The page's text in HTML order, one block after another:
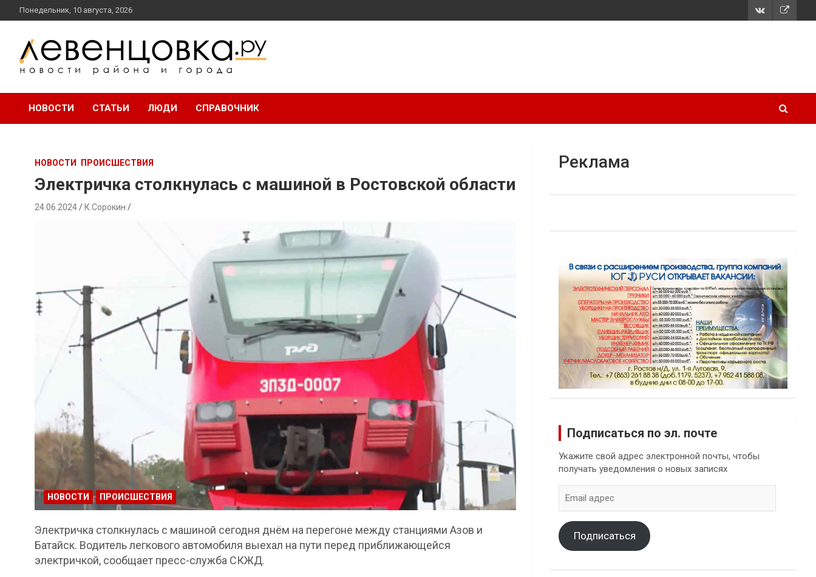
перейти
к
Понедельник, 10 августа, 2026
Левенцовка Ру
НОВОСТИ СТАТЬИ ЛЮДИ СПРАВОЧНИК
НОВОСТИ ПРОИСШЕСТВИЯ
Электричка столкнулась с машиной в Ростовской области
24.06.2024 К.Сорокин
НОВОСТИ ПРОИСШЕСТВИЯ
Электричка столкнулась с машиной сегодня днём на перегоне между станциями Азов и
Батайск. Водитель легкового автомобиля выехал на пути перед приближающейся
электричкой, сообщает пресс-служба СКЖД.
Реклама
Подписаться по эл. почте
Укажите свой адрес электронной почты, чтобы
получать уведомления о новых записях
адрес
Подписаться